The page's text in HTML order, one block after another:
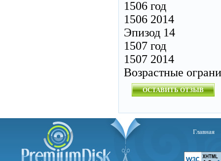
1506 год
1506 2014
Эпизод 14
1507 год
1507 2014
Возрастные
ОСТАВИТЬ ОТЗЫВ
Главная